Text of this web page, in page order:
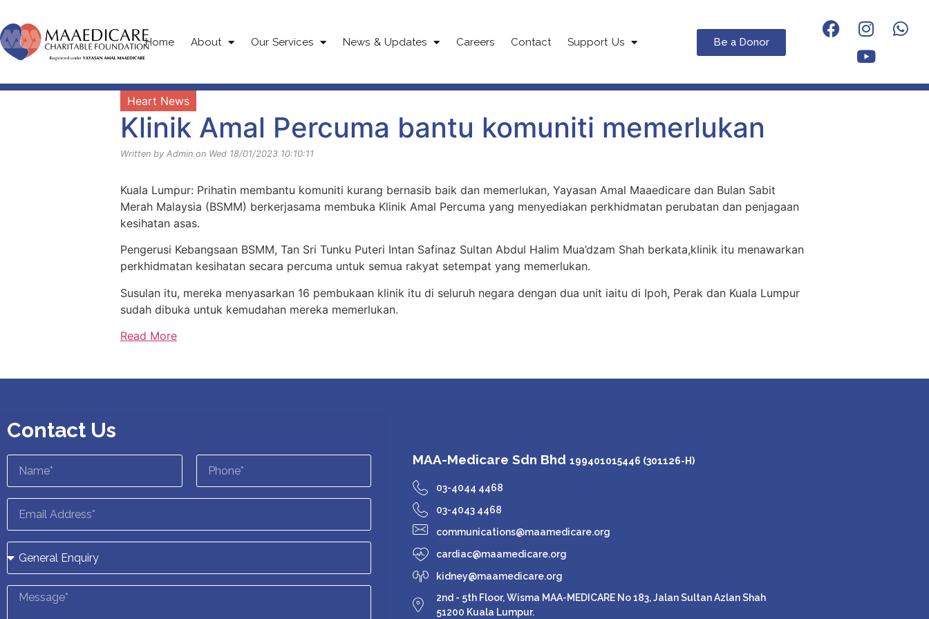
Home About Our Services News & Updates Careers Contact Support Us Be a Donor
Heart News
Klinik Amal Percuma bantu komuniti memerlukan
Written by Admin on Wed 18/01/2023 10:10:11
Kuala Lumpur: Prihatin membantu komuniti kurang bernasib baik dan memerlukan, Yayasan Amal Maaedicare dan Bulan Sabit
Merah Malaysia (BSMM) berkerjasama membuka Klinik Amal Percuma yang menyediakan perkhidmatan perubatan dan penjagaan
kesihatan asas.
Pengerusi Kebangsaan BSMM, Tan Sri Tunku Puteri Intan Safinaz Sultan Abdul Halim Mua’dzam Shah berkata,klinik itu menawarkan
perkhidmatan kesihatan secara percuma untuk semua rakyat setempat yang memerlukan.
Susulan itu, mereka menyasarkan 16 pembukaan klinik itu di seluruh negara dengan dua unit iaitu di Ipoh, Perak dan Kuala Lumpur
sudah dibuka untuk kemudahan mereka memerlukan.
Read More
Contact Us
MAA-Medicare Sdn Bhd199401015446 (301126-H)
03-4044 4468
03-4043 4468
communications@maamedicare.org
cardiac@maamedicare.org
kidney@maamedicare.org
2nd - 5th Floor, Wisma MAA-MEDICARE No 183, Jalan Sultan Azlan Shah
51200 Kuala Lumpur.